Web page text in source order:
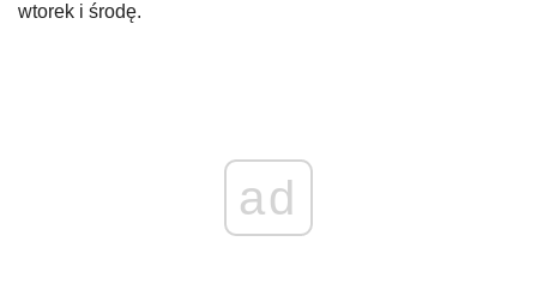
wtorek i środę.
ad